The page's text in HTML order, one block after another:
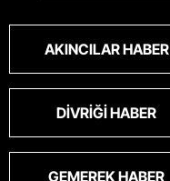
AKINCILAR HABER
DIVRIĞI HABER
GEMEREK HABER